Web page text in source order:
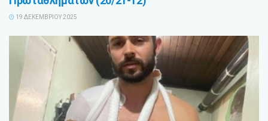
19 ΔΕΚΕΜΒΡΊΟΥ 2025